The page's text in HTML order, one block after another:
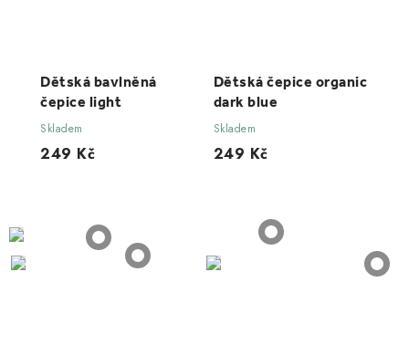
Dětská bavlněná
čepice light
Skladem
249 Kč
Dětská čepice organic
dark blue
Skladem
249 Kč